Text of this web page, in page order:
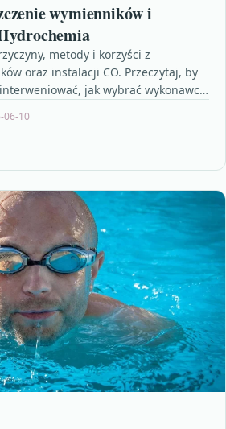
wymienników i
metody i korzyści z
oraz instalacji CO. Przeczytaj, by
jak wybrać wykonawcę
06-10